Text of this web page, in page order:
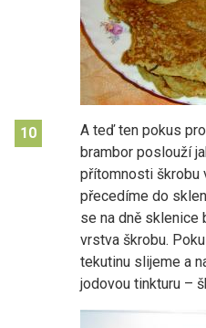
10
A teď ten pokus
brambor poslouží
přítomnosti škrobu
přecedíme do
se na dně sklenice
vrstva škrobu.
tekutinu slijeme a
jodovou tinkturu –